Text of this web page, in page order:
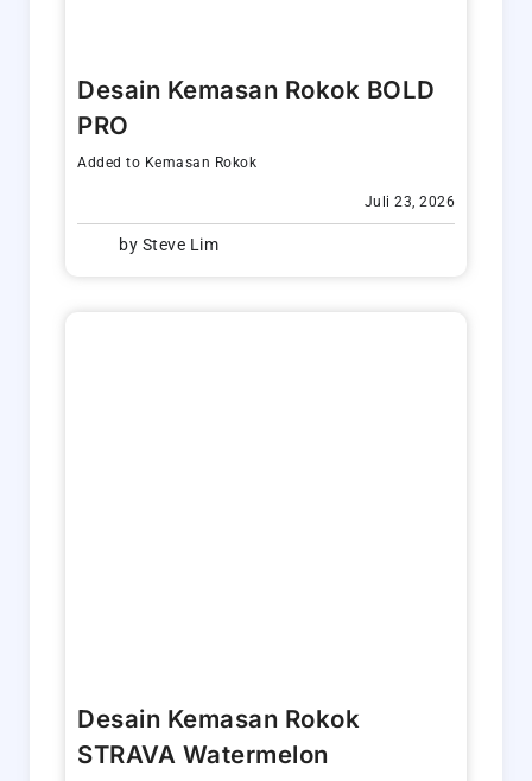
Desain Kemasan Rokok BOLD
PRO
Added to Kemasan Rokok
Juli 23, 2026
by Steve Lim
Desain Kemasan Rokok
STRAVA Watermelon